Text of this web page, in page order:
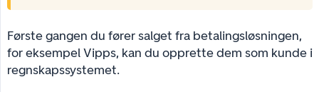
Første gangen du fører salget fra betalingsløsningen,
for eksempel Vipps, kan du opprette dem som kunde i
regnskapssystemet.